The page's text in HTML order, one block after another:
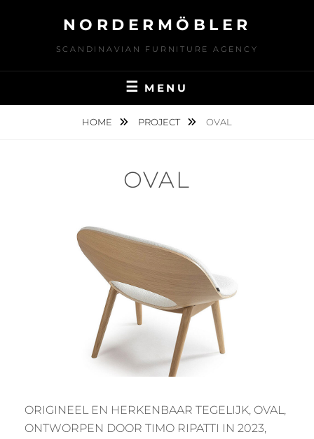
NORDERMÖBLER
SCANDINAVIAN FURNITURE AGENCY
MENU
HOME PROJECT OVAL
OVAL
ORIGINEEL EN HERKENBAAR TEGELIJK, OVAL,
ONTWORPEN DOOR TIMO RIPATTI IN 2023,